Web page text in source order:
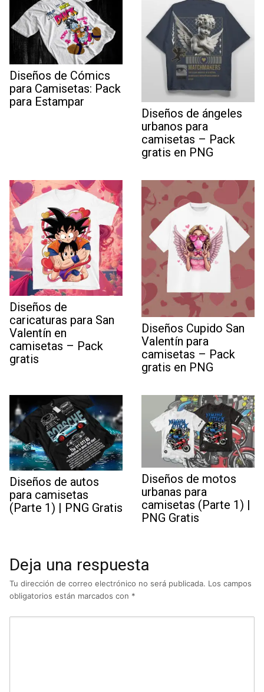
Diseños de Cómics
para Camisetas: Pack
para Estampar
Diseños de ángeles
urbanos para
camisetas – Pack
gratis en PNG
Diseños de
caricaturas para San
Valentín en
camisetas – Pack
gratis
Diseños Cupido San
Valentín para
camisetas – Pack
gratis en PNG
Diseños de autos
para camisetas
(Parte 1) | PNG Gratis
Diseños de motos
urbanas para
camisetas (Parte 1) |
PNG Gratis
Deja una respuesta
Tu dirección de correo electrónico no será publicada. Los campos
obligatorios están marcados con *